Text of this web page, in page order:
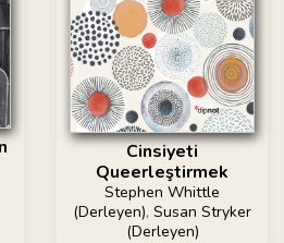
Cinsiyeti
Queerleştirmek
Stephen Whittle
(Derleyen), Susan Stryker
(Derleyen)